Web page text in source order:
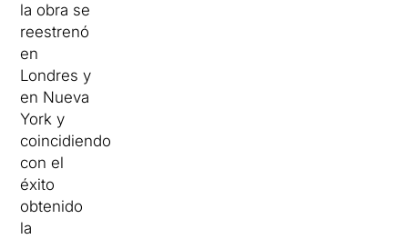
la obra se
reestrenó
en
Londres y
en Nueva
York y
coincidiendo
con el
éxito
obtenido
la